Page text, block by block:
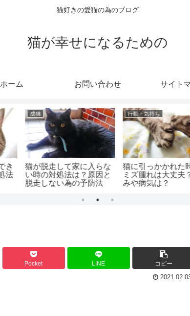
猫好きの愛猫の為のブログ
猫が幸せになるための
ホーム お問い合わせ サイト
健康・症状
猫を叱ると逆ギレするの
はどうして？対処法と注
意点は
行動・気持ち
老猫の前足が曲がる原因
は？歩きにくそうな時と
運動のさせ方は？
Pocket LINE コピー